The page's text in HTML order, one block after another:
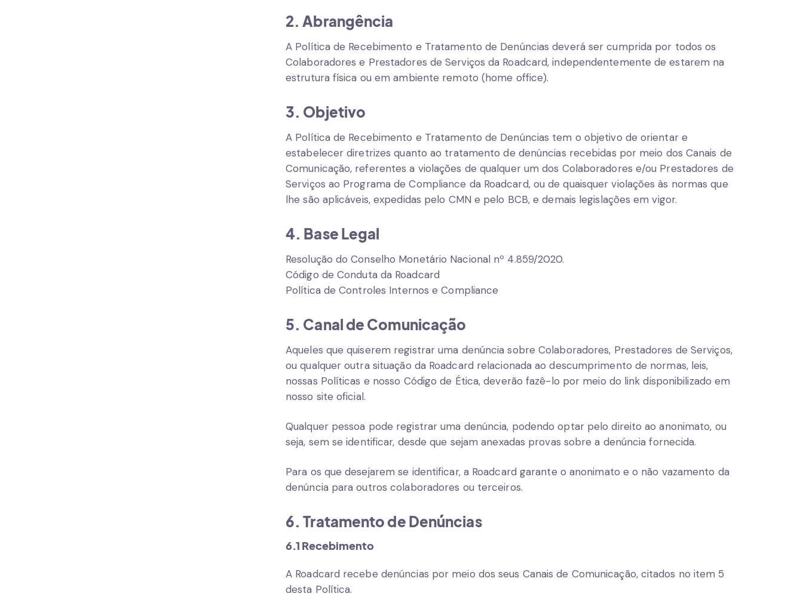
2. Abrangência
A Política de Recebimento e Tratamento de Denúncias deverá ser cumprida por todos os
Colaboradores e Prestadores de Serviços da Roadcard, independentemente de estarem na
estrutura física ou em ambiente remoto (home office).
3. Objetivo
A Política de Recebimento e Tratamento de Denúncias tem o objetivo de orientar e
estabelecer diretrizes quanto ao tratamento de denúncias recebidas por meio dos Canais de
Comunicação, referentes a violações de qualquer um dos Colaboradores e/ou Prestadores de
Serviços ao Programa de Compliance da Roadcard, ou de quaisquer violações às normas que
lhe são aplicáveis, expedidas pelo CMN e pelo BCB, e demais legislações em vigor.
4. Base Legal
Resolução do Conselho Monetário Nacional nº 4.859/2020.
Código de Conduta da Roadcard
Política de Controles Internos e Compliance
5. Canal de Comunicação
Aqueles que quiserem registrar uma denúncia sobre Colaboradores, Prestadores de Serviços,
ou qualquer outra situação da Roadcard relacionada ao descumprimento de normas, leis,
nossas Políticas e nosso Código de Ética, deverão fazê-lo por meio do link disponibilizado em
nosso site oficial.
Qualquer pessoa pode registrar uma denúncia, podendo optar pelo direito ao anonimato, ou
seja, sem se identificar, desde que sejam anexadas provas sobre a denúncia fornecida.
Para os que desejarem se identificar, a Roadcard garante o anonimato e o não vazamento da
denúncia para outros colaboradores ou terceiros.
6. Tratamento de Denúncias
6.1 Recebimento
A Roadcard recebe denúncias por meio dos seus Canais de Comunicação, citados no item 5
desta Política.